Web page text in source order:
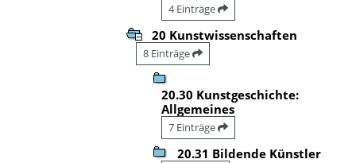
4 Einträge
20 Kunstwissenschaften
8 Einträge
20.30 Kunstgeschichte:
Allgemeines
7 Einträge
20.31 Bildende Künstler